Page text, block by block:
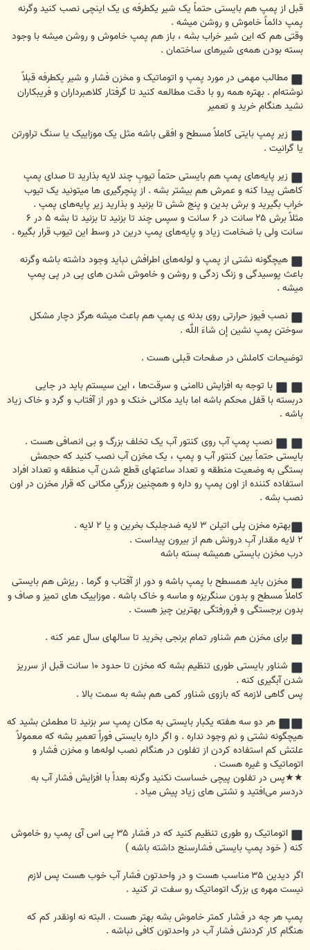
قبل از پمپ هم بایستی حتماً یک شیر یکطرفه ی یک اینچی نصب کنید وگرنه
پمپ دائماً خاموش و روشن میشه .
وقتی هم که این شیر خراب بشه ، باز هم پمپ خاموش و روشن میشه با وجود
بسته بودن همه‌ی شیرهای ساختمان .
مطالب مهمی در مورد پمپ و اتوماتیک و مخزن فشار و شیر یکطرفه قبلاً
نوشته‌ام . بهتره همه رو با دقت مطالعه کنید تا گرفتار کلاهبرداران و فریبکاران
نشید هنگام خرید و تعمیر
زیر پمپ بایتی کاملاً مسطح و افقی باشه مثل یک موزاییک یا سنگ تراورتن
یا گرانیت .
زیر پایه‌های پمپ هم بایستی حتماً تیوبِ چند لایه بذارید تا صدای پمپ
کاهش پیدا کنه و عمرش هم بیشتر بشه . از پنچرگیری ها میتونید یک تیوب
خراب بگیرید و برش بدین و پنج شش تا بزنید و بذارید زیر پایه‌های پمپ .
مثلاً برش ۲۵ سانت در ۶ سانت و سپس چند تا بزنید تا بزنید تا بشه ۵ در ۶
سانت ولی با ضخامت زیاد و پایه‌های پمپ درین در وسط این تیوب قرار بگیره .
هیچگونه نشتی از پمپ و لوله‌های اطرافش نباید وجود داشته باشه وگرنه
باعث پوسیدگی و زنگ زدگی و روشن و خاموش شدن های پی در پی پمپ
میشه .
نصب فیوز حرارتی روی بدنه ی پمپ هم باعث میشه هرگز دچار مشکل
سوختن پمپ نشین إن شاءَ اللّٰه .
توضیحات کاملش در صفحات قبلی هست .
با توجه به افزایش ناامنی و سرقت‌ها ، این سیستم باید در جایی
دربسته با قفل محکم باشه اما باید مکانی خنک و دور از آفتاب و گرد و خاک زیاد
باشه .
نصب پمپ آب روی کنتور آب یک تخلف بزرگ و بی انصافی هست .
بایستی حتماً بین کنتور آب و پمپ ، یک مخزن آب نصب کنید که حجمش
بستگی به وضعیت منطقه و تعداد ساعتهای قطع شدن آب منطقه و تعداد افراد
استفاده کننده از اون پمپ رو داره و همچنین بزرگیِ مکانی که قرار مخزن در اون
نصب بشه .
بهتره مخزن پلی اتیلن ۳ لایه ضدجلبک بخرین و یا ۲ لایه .
۲ لایه مقدار آبِ درونش هم از بیرون پیداست .
درب مخزن بایستی همیشه بسته باشه
مخزن باید همسطح با پمپ باشه و دور از آفتاب و گرما . ریزش هم بایستی
کاملاً مسطح و بدون سنگریزه و ماسه و خاک باشه . موزاییک های تمیز و صاف و
بدون برجستگی و فرورفتگی بهترین چیز هست .
برای مخزن هم شناور تمام برنجی بخرید تا سالهای سال عمر کنه .
شناور بایستی طوری تنظیم بشه که مخزن تا حدود ۱۰ سانت قبل از سرریز
شدن آبگیری کنه .
پس گاهی لازمه‌ که بازوی شناور کمی هم بشه به سمت بالا .
هر دو سه هفته یکبار بایستی به مکان پمپ سر بزنید تا مطمئن بشید که
هیچگونه نشتی و نم وجود نداره . و اگر داره بایستی فوراً تعمیر بشه که معمولاً
علتش کم استفاده کردن از تفلون در هنگام نصب لوله‌ها و مخزن فشار و
اتوماتیک و غیره هست .
★★پس در تفلون پیچی خساست نکنید وگرنه بعداً با افزایش فشار آب به
دردسر می‌افتید و نشتی های زیاد پیش میاد .
اتوماتیک رو طوری تنظیم کنید که در فشار ۳۵ پی اس آی پمپ رو خاموش
کنه ( خود پمپ بایستی فشارسنج داشته باشه )
اگر دیدین ۳۵ مناسب هست و در واحدتون فشار آب خوب هست پس لازم
نیست مهره ی بزرگ اتوماتیک رو سفت تر کنید .
پمپ هر چه در فشار کمتر خاموش بشه بهتر هست . البته نه اونقدر کم که
هنگام کار کردنش فشار آب در واحدتون کافی نباشه .